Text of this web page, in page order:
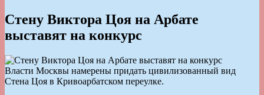
Стену Виктора Цоя на Арбате
выставят на конкурс
Власти Москвы намерены придать цивилизованный вид
Стена Цоя в Кривоарбатском переулке.